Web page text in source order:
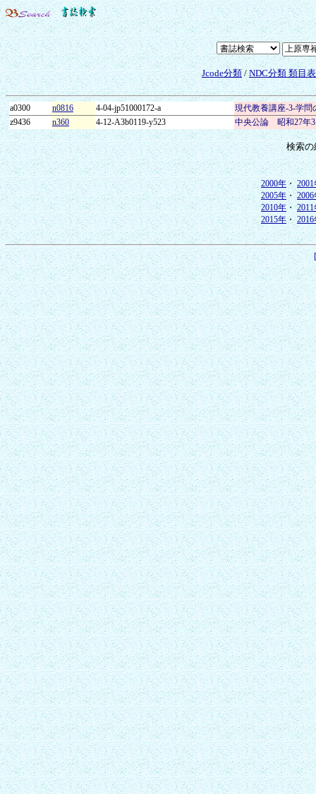
Jcode分類/NDC分類 類目
a0300 n0816 4-04-jp51000172-a
現代教養講座-3-学問
z9436
n360 4-12-A3b0119-y523 中央公論 昭和27年
検索
2000年・2001
2005年・2006
2010年・2011
2015年・2016